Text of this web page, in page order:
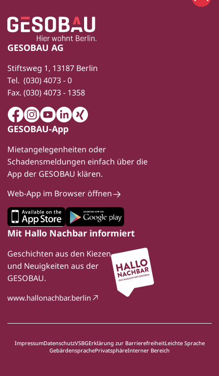
Fußbereich
Zur Startseite
GESOBAU AG
Stiftsweg 1, 13187 Berlin
Tel. (030) 4073 - 0
Fax. (030) 4073 - 1358
FacebookInstagram
YoutubeLinkedIn
Xing
GESOBAU-App
Mietangelegenheiten oder
Schadensmeldungen einfach über die
App der GESOBAU klären.
Web-App im Browser öffnen
Mit Hallo Nachbar informiert
Geschichten aus den Kiezen
und Neuigkeiten aus der
GESOBAU.
www.hallonachbar.berlin
ImpressumDatenschutzVSBGErklärung zur BarrierefreiheitLeichte Sprache
GebärdensprachePrivatsphäreInterner Bereich